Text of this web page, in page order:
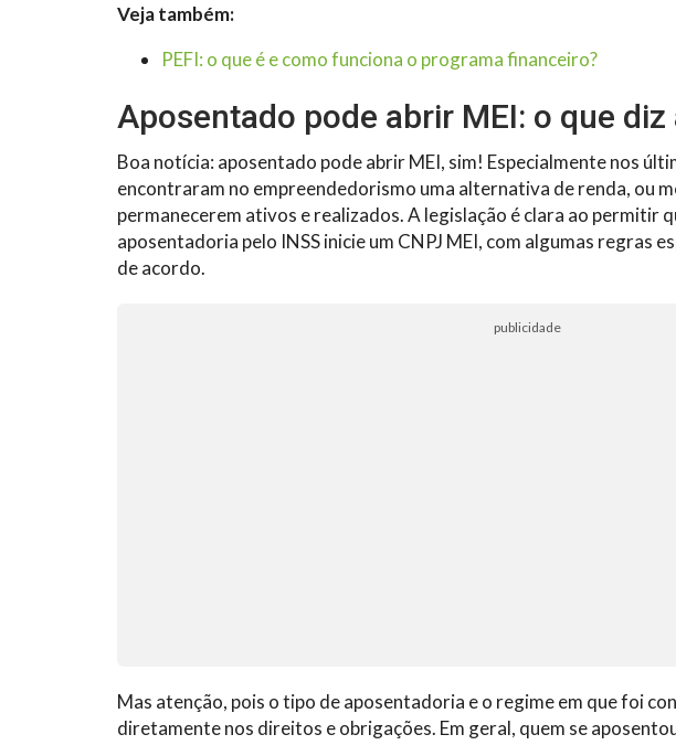
Veja também:
PEFI: o que é e como funciona o programa financeiro?
Aposentado pode abrir MEI: o que diz
Boa notícia: aposentado pode abrir MEI, sim! Especialmente nos
encontraram no empreendedorismo uma alternativa de renda, ou
permanecerem ativos e realizados. A legislação é clara ao permitir
aposentadoria pelo INSS inicie um CNPJ MEI, com algumas regras
de acordo.
publicidade
Mas atenção, pois o tipo de aposentadoria e o regime em que foi
diretamente nos direitos e obrigações. Em geral, quem se